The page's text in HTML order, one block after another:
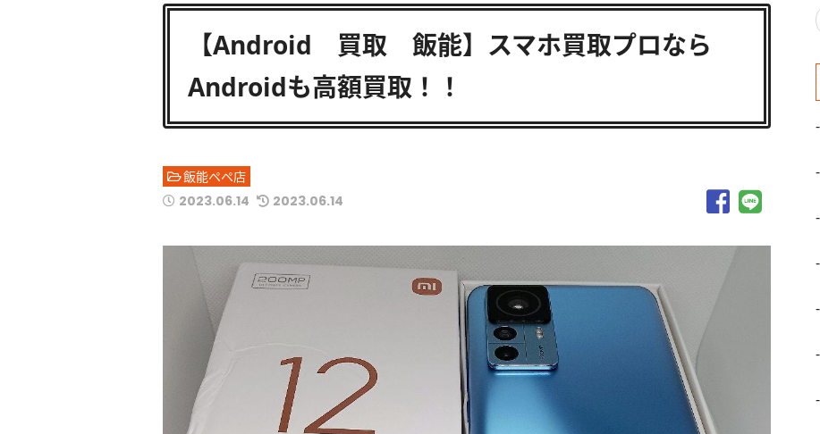
【Android 買取 飯能】スマホ買取プロなら
Androidも高額買取！！
飯能ペペ店
2023.06.14 2023.06.14